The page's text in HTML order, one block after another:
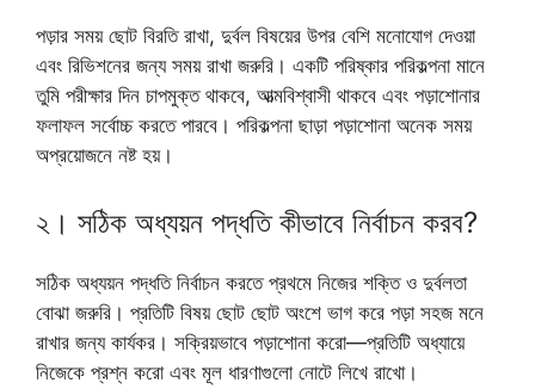
পড়ার সময় ছোট বিরতি রাখা, দুর্বল বিষয়ের উপর বেশি মনোযোগ দেওয়া
এবং রিভিশনের জন্য সময় রাখা জরুরি। একটি পরিষ্কার পরিকল্পনা মানে
তুমি পরীক্ষার দিন চাপমুক্ত থাকবে, আত্মবিশ্বাসী থাকবে এবং পড়াশোনার
ফলাফল সর্বোচ্চ করতে পারবে। পরিকল্পনা ছাড়া পড়াশোনা অনেক সময়
অপ্রয়োজনে নষ্ট হয়।
২। সঠিক অধ্যয়ন পদ্ধতি কীভাবে নির্বাচন করব?
সঠিক অধ্যয়ন পদ্ধতি নির্বাচন করতে প্রথমে নিজের শক্তি ও দুর্বলতা
বোঝা জরুরি। প্রতিটি বিষয় ছোট ছোট অংশে ভাগ করে পড়া সহজ মনে
রাখার জন্য কার্যকর। সক্রিয়ভাবে পড়াশোনা করো—প্রতিটি অধ্যায়ে
নিজেকে প্রশ্ন করো এবং মূল ধারণাগুলো নোটে লিখে রাখো।